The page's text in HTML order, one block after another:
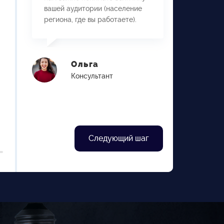
вашей аудитории (население
региона, где вы работаете).
Ольга
Консультант
Следующий шаг